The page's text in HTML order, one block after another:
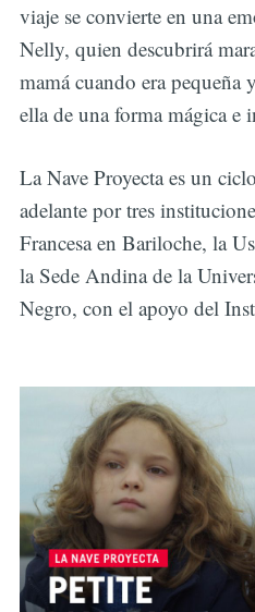
viaje se convierte en una
Nelly, quien descubrirá
mamá cuando era pequeña
ella de una forma mágica e
La Nave Proyecta es un
adelante por tres
Francesa en Bariloche, la
la Sede Andina de la
Negro, con el apoyo del